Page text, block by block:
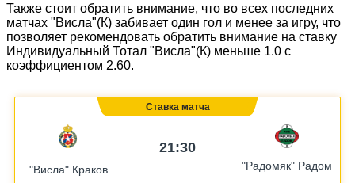
Также стоит обратить внимание, что во всех последних
матчах "Висла"(К) забивает один гол и менее за игру, что
позволяет рекомендовать обратить внимание на ставку
Индивидуальный Тотал "Висла"(К) меньше 1.0 с
коэффициентом 2.60.
Ставка матча
"Висла" Краков "Радомяк" Радом
21:30